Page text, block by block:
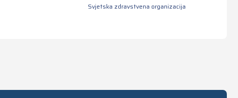
Svjetska zdravstvena organizacija